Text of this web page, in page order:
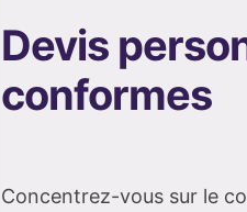
Devis
conformes
Concentrez-vous sur le